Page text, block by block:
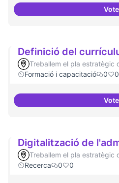
Vote
Definició del
Treballem el pla estratègic
Formació i capacitació
0 0
Vote
Digitalització de
Treballem el pla estratègic
Recerca
0 0